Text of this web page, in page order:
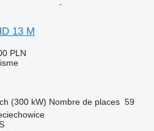
13 M
PLN
(300 kW) Nombre de places 59